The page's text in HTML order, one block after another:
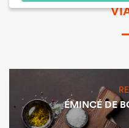
ÉMINCÉ DE